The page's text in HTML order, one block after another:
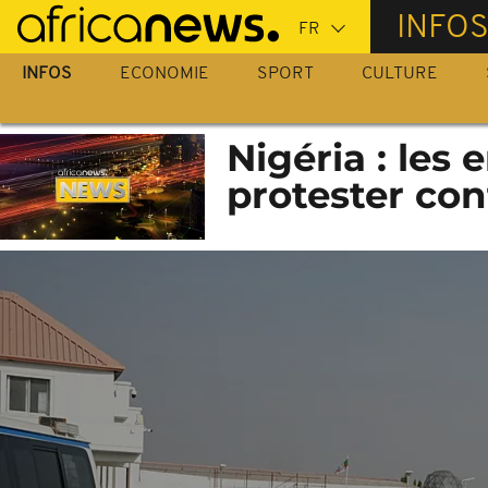
Passer
au
contenu
INFOS
INFOS ECONOMIE SPORT CULTURE
Nigéria : les
protester